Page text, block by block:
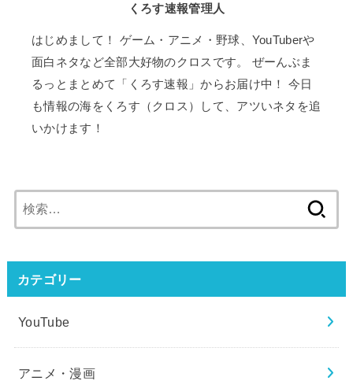
くろす速報管理人
はじめまして！ ゲーム・アニメ・野球、YouTuberや
面白ネタなど全部大好物のクロスです。 ぜーんぶま
るっとまとめて「くろす速報」からお届け中！ 今日
も情報の海をくろす（クロス）して、アツいネタを追
いかけます！
索:
カテゴリー
YouTube
アニメ・漫画